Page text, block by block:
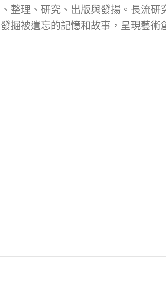
整理、研究、出版與發揚。長流
掘被遺忘的記憶和故事，呈現藝術